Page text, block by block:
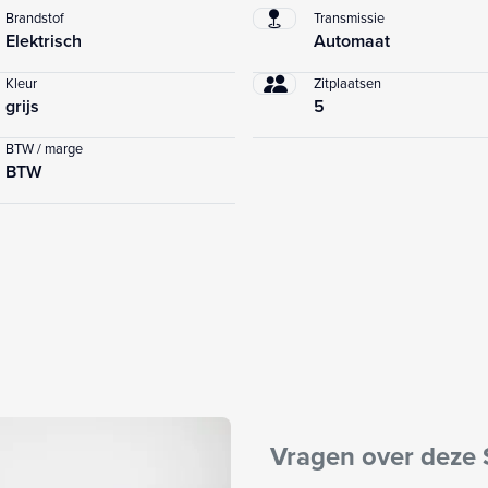
Brandstof
Elektrisch
Transmissie
Automaat
Kleur
grijs
Zitplaatsen
5
BTW / marge
BTW
Vragen over deze